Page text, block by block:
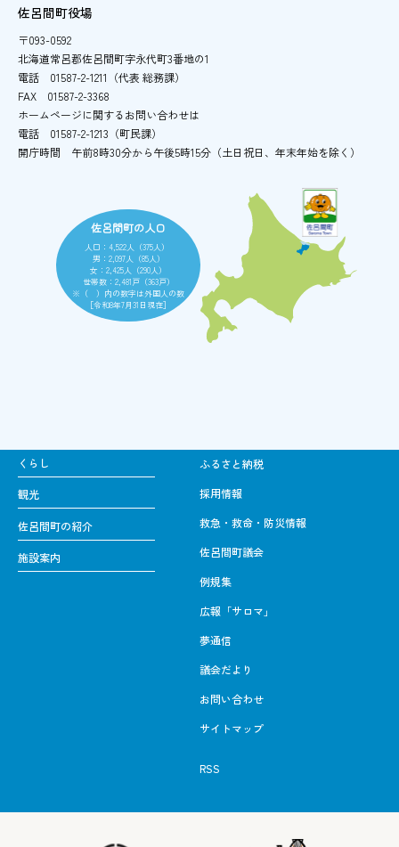
佐呂間町役場
〒093-0592
北海道常呂郡佐呂間町字永代町3番地の1
電話
01587-2-1211（代表 総務課）
FAX
01587-2-3368
ホームページに関するお問い合わせは
電話
01587-2-1213（町民課）
開庁時間
午前8時30分から午後5時15分 （土日祝日、年末年始を除く）
佐呂間町の人口
人口：4,522人（375人）
男：2,097人（85人）
女：2,425人（290人）
世帯数：2,481戸（363戸）
※（ ）内の数字は外国人の数
［令和8年7月31日現在］
くらし
観光
佐呂間町の紹介
施設案内
ふるさと納税
採用情報
救急・救命・防災情報
佐呂間町議会
例規集
広報「サロマ」
夢通信
議会だより
お問い合わせ
サイトマップ
RSS